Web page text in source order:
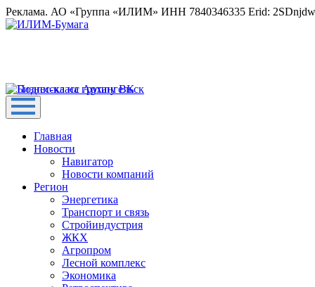
Реклама. АО «Группа «ИЛИМ» ИНН 7840346335 Erid:
Главная
Новости
Навигатор
Новости компаний
Регион
Энергетика
Транспорт и связь
Стройиндустрия
ЖКХ
Агропром
Лесной комплекс
Экономика